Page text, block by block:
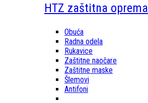
HTZ zaštitna oprema
Obuća
Radna odela
Rukavice
Zaštitne naočare
Zaštitne maske
Šlemovi
Antifoni